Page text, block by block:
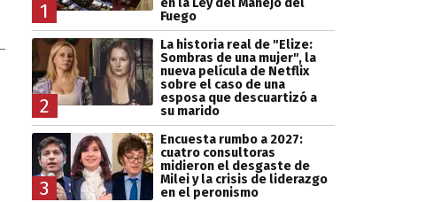
1
en la Ley del Manejo del
Fuego
2
La historia real de "Elize:
Sombras de una mujer", la
nueva película de Netflix
sobre el caso de una
esposa que descuartizó a
su marido
3
Encuesta rumbo a 2027:
cuatro consultoras
midieron el desgaste de
Milei y la crisis de liderazgo
en el peronismo